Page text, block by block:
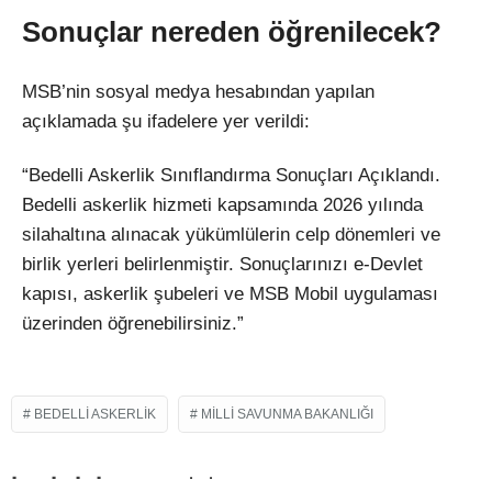
Sonuçlar nereden öğrenilecek?
MSB’nin sosyal medya hesabından yapılan
açıklamada şu ifadelere yer verildi:
“Bedelli Askerlik Sınıflandırma Sonuçları Açıklandı.
Bedelli askerlik hizmeti kapsamında 2026 yılında
silahaltına alınacak yükümlülerin celp dönemleri ve
birlik yerleri belirlenmiştir. Sonuçlarınızı e-Devlet
kapısı, askerlik şubeleri ve MSB Mobil uygulaması
üzerinden öğrenebilirsiniz.”
BEDELLI ASKERLIK MILLI SAVUNMA BAKANLIĞI